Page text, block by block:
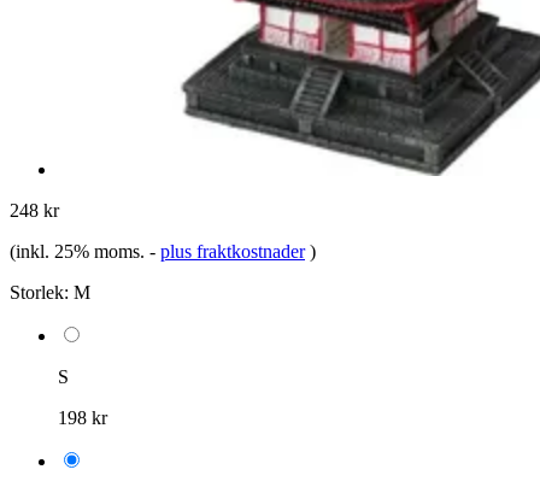
248 kr
(inkl. 25% moms. - plus fraktkostnader )
Storlek: M
S
198 kr